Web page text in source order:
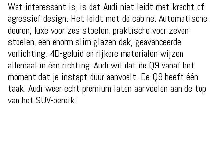
Wat interessant is, is dat Audi niet leidt met kracht of
agressief design. Het leidt met de cabine. Automatische
deuren, luxe voor zes stoelen, praktische voor zeven
stoelen, een enorm slim glazen dak, geavanceerde
verlichting, 4D-geluid en rijkere materialen wijzen
allemaal in één richting: Audi wil dat de Q9 vanaf het
moment dat je instapt duur aanvoelt. De Q9 heeft één
taak: Audi weer echt premium laten aanvoelen aan de top
van het SUV-bereik.